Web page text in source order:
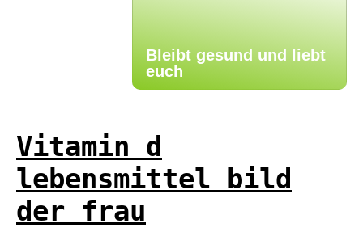
Bleibt gesund und liebt
euch
Vitamin d
lebensmittel bild
der frau